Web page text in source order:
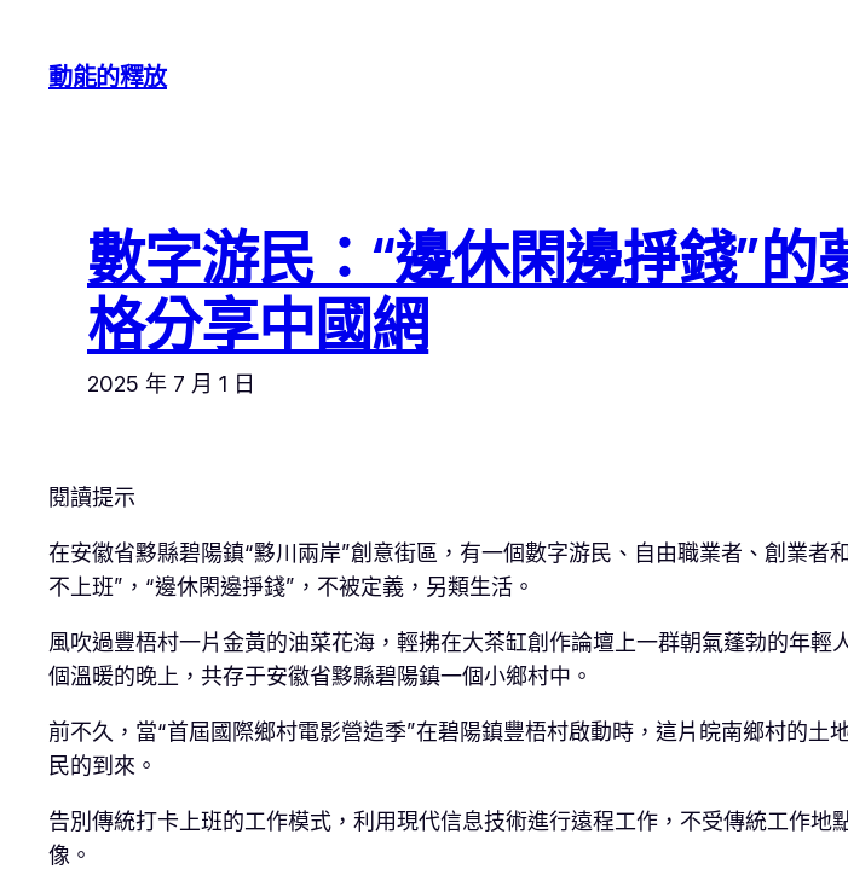
動能的釋放
數字游民：“邊休閑邊掙錢”
格分享中國網
2025 年 7 月 1 日
閱讀提示
在安徽省黟縣碧陽鎮“黟川兩岸”創意街區，有一個數字游民、自由職業者、創業
不上班”，“邊休閑邊掙錢”，不被定義，另類生活。
風吹過豐梧村一片金黃的油菜花海，輕拂在大茶缸創作論壇上一群朝氣蓬勃的年
個溫暖的晚上，共存于安徽省黟縣碧陽鎮一個小鄉村中。
前不久，當“首屆國際鄉村電影營造季”在碧陽鎮豐梧村啟動時，這片皖南鄉村的
民的到來。
告別傳統打卡上班的工作模式，利用現代信息技術進行遠程工作，不受傳統工作地
像。